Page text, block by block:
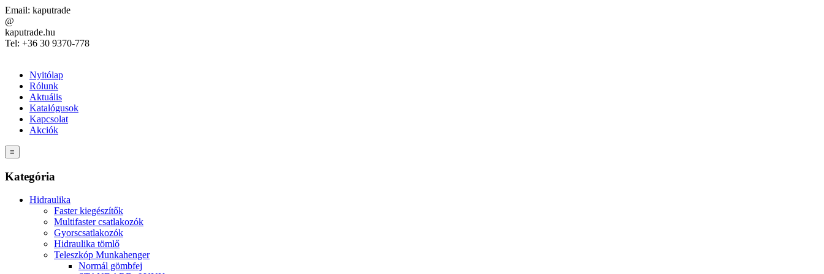
Email: kaputrade
@
kaputrade.hu
Tel: +36 30 9370-778
Nyitólap
Rólunk
Aktuális
Katalógusok
Kapcsolat
Akciók
≡
Kategória
Hidraulika
Faster kiegészítők
Multifaster csatlakozók
Gyorscsatlakozók
Hidraulika tömlő
Teleszkóp Munkahenger
Normál gömbfej